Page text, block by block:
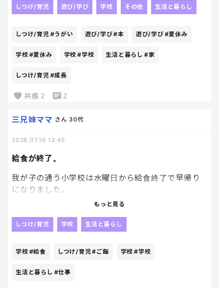
笑
学校で育てながら
毎朝確認したり愛着は持っているようだから
綺麗に縦に成長してもらえるように
朝顔で
コツって言うかこれやったほうがいいよ！
みたいな何かあれば
ぜひぜひお待ちしております。✨✨
しつけ/育児 遊び/学び 学校 その他 生活と暮らし
しつけ/育児 #うがい 遊び/学び#本 遊び/学び #夏休み
学校 #夏休み 学校 #学校 生活と暮らし #家
しつけ/育児 #成長
共感 2 2
給食が終了。
三兄妹ママ さん 30代
2026.07.16 12:45
我が子の通う小学校は水曜日から給食終了で早帰り
になりました。
ついにやってきた、、、。
く。
る。
毎日のお昼ご飯を考えるって相当疲れる。
もっと見る
しつけ/育児 学校 生活と暮らし
学校 #給食 しつけ/育児#ご飯 学校 #学校
生活と暮らし #仕事